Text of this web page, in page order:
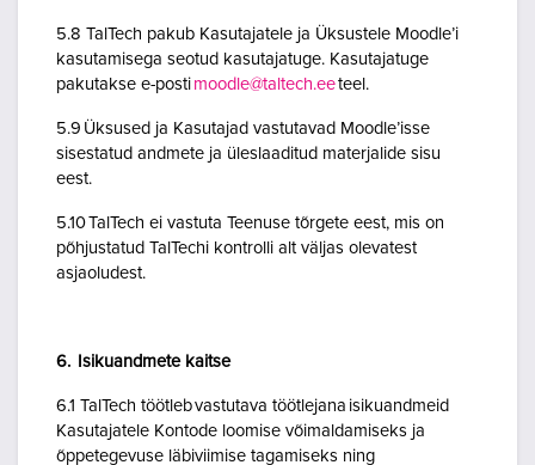
5.8 TalTech pakub Kasutajatele ja Üksustele Moodle’i
kasutamisega seotud kasutajatuge. Kasutajatuge
pakutakse e-posti moodle@taltech.eeteel.
5.9 Üksused ja Kasutajad vastutavad Moodle’isse
sisestatud andmete ja üleslaaditud materjalide sisu
eest.
5.10 TalTech ei vastuta Teenuse tõrgete eest, mis on
põhjustatud TalTechi kontrolli alt väljas olevatest
asjaoludest.
6. Isikuandmete kaitse
6.1 TalTech töötleb vastutava töötlejana isikuandmeid
Kasutajatele Kontode loomise võimaldamiseks ja
õppetegevuse läbiviimise tagamiseks ning